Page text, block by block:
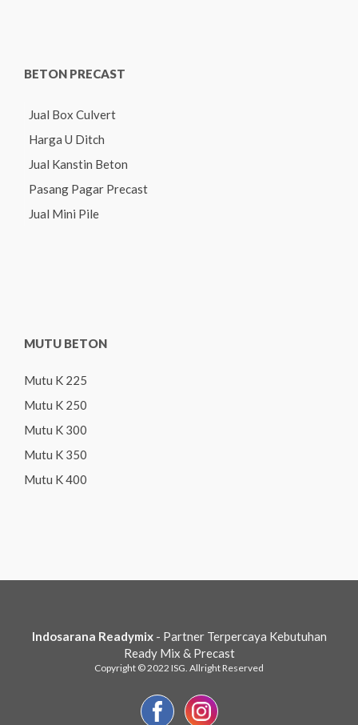
BETON PRECAST
Jual Box Culvert
Harga U Ditch
Jual Kanstin Beton
Pasang Pagar Precast
Jual Mini Pile
MUTU BETON
Mutu K 225
Mutu K 250
Mutu K 300
Mutu K 350
Mutu K 400
Indosarana Readymix- Partner Terpercaya Kebutuhan
Ready Mix & Precast
Copyright © 2022 ISG. Allright Reserved